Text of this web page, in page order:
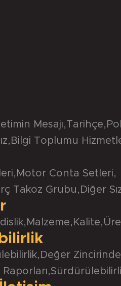
Mesajı,Tarihçe,
, Bilgi Toplumu
, Motor Conta Setleri,
Takoz Grubu , Diğer
, Malzeme, Kalite,
, Değer
,